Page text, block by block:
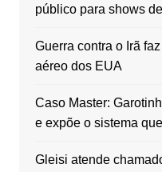
público para shows
Guerra contra o Irã
aéreo dos EUA
Caso Master:
e expõe o sistema
Gleisi atende